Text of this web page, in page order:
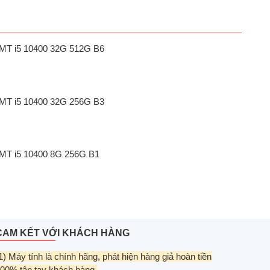
i5 10400 32G 512G B6
i5 10400 32G 256G B3
i5 10400 8G 256G B1
KẾT VỚI KHÁCH HÀNG
Máy tính là chính hãng, phát hiện hàng giả hoàn tiền